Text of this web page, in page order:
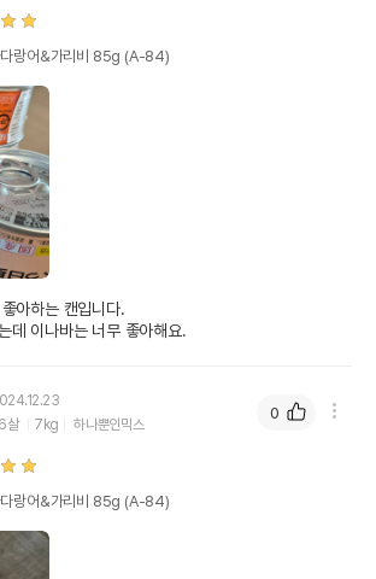
다랑어&가리비 85g (A-84)
아하는 캔입니다.
데 이나바는 너무 좋아해요.
살 7kg 하나뿐인믹스
다랑어&가리비 85g (A-84)
0